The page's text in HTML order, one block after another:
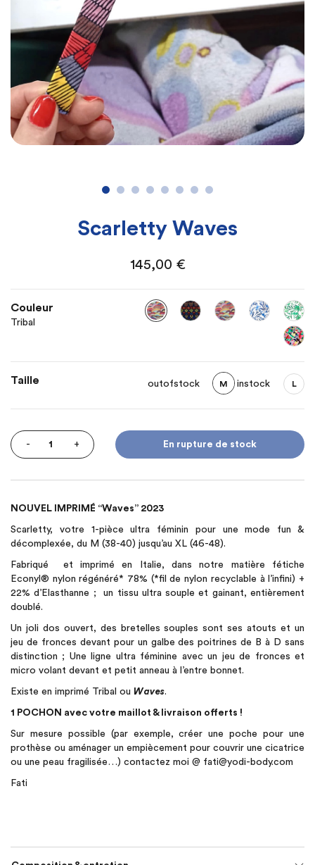
Scarletty Waves
145,00 €
Couleur
Tribal
Taille outofstock M instock L
- Quantity
+ En rupture de stock
NOUVEL IMPRIMÉ “Waves” 2023
Scarletty, votre 1-pièce ultra féminin pour une mode fun &
décomplexée, du M (38-40) jusqu’au XL (46-48).
Fabriqué et imprimé en Italie, dans notre matière fétiche
Econyl®️ nylon régénéré* 78% (*fil de nylon recyclable à l’infini) +
22% d’Elasthanne ; un tissu ultra souple et gainant, entièrement
doublé.
Un joli dos ouvert, des bretelles souples sont ses atouts et un
jeu de fronces devant pour un galbe des poitrines de B à D sans
distinction ; Une ligne ultra féminine avec un jeu de fronces et
micro volant devant et petit anneau à l’entre bonnet.
Existe en imprimé Tribal ou Waves.
1 POCHON avec votre maillot & livraison offerts !
Sur mesure possible (par exemple, créer une poche pour une
prothèse ou aménager un empiècement pour couvrir une cicatrice
ou une peau fragilisée…) contactez moi @ fati@yodi-body.com
Fati